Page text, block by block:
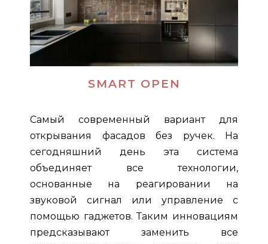
SMART OPEN
Самый современный вариант для
открывания фасадов без ручек. На
сегодняшний день эта система
объединяет все технологии,
основанные на реагировании на
звуковой сигнал или управление с
помощью гаджетов. Таким инновациям
предсказывают заменить все